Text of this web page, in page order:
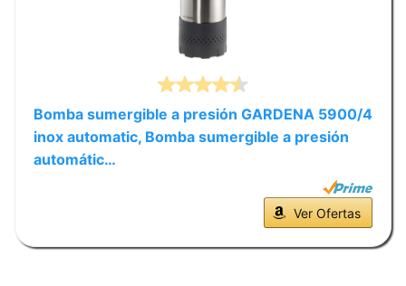
Bomba sumergible a presión GARDENA 5900/4
inox automatic, Bomba sumergible a presión
automátic…
Ver Ofertas